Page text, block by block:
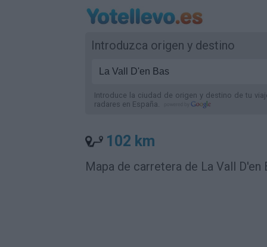
Introduzca origen y destino
Introduce la ciudad de origen y destino de tu
radares en España.
102 km
Mapa de carretera de La Vall